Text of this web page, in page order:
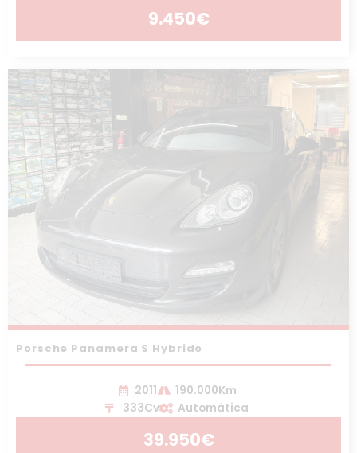
9.450€
Porsche Panamera S Hybrido
2011
190.000Km
333Cv
Automática
39.950€